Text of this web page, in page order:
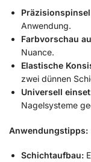
Anwendung.
Farbvorschau
Nuance.
Elastische
zwei dünnen
Universell
Nagelsysteme
Anwendungstipps:
Schichtaufbau: